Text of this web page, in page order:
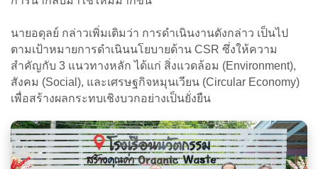
นายอดุลย์ กล่าวเพิ่มเติมว่า การดำเนินงานดังกล่าว เป็นไป
ตามเป้าหมายการดำเนินนโยบายด้าน CSR ซึ่งให้ความ
สำคัญกับ 3 แนวทางหลัก ได้แก่ สิ่งแวดล้อม (Environment),
สังคม (Social), และเศรษฐกิจหมุนเวียน (Circular Economy)
เพื่อสร้างผลกระทบเชิงบวกอย่างเป็นยั่งยืน